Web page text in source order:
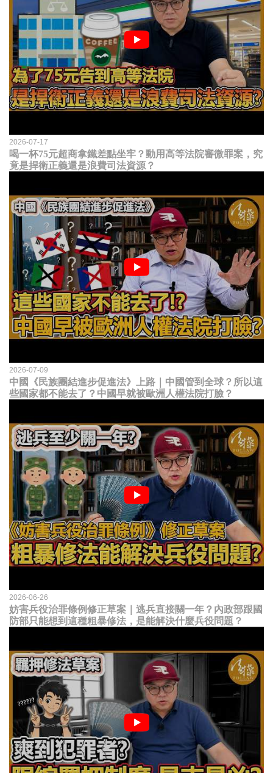
2026-07-17
喝一杯75元超商拿鐵差點坐牢？動用高等法院審微罪案，究
竟是捍衛正義還是浪費司法資源？
2026-07-09
中國《民族團結進步促進法》上路｜中國管到全球？所以這
些國家都不能去了？中國早就被歐洲人權法院打臉？
2026-06-26
妨害兵役治罪條例修正草案｜逃兵直接關一年？內政部跟國
防部只能想到這種粗暴修法，是能解決什麼兵役問題？